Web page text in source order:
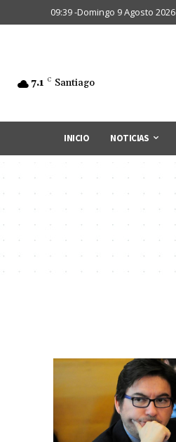
09:39 -Domingo 9 Agosto 2026
7.1 C Santiago
INICIO NOTICIAS